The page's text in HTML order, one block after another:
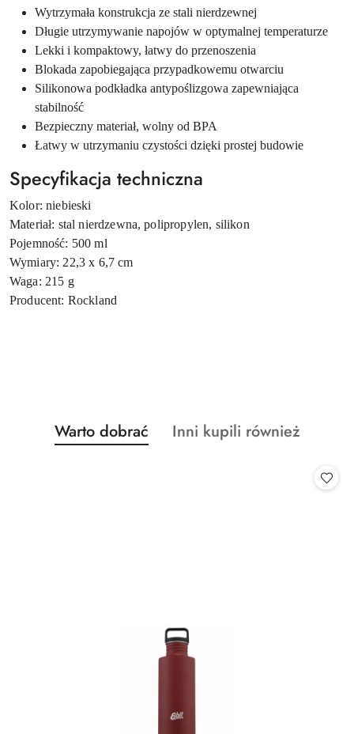
Wytrzymała konstrukcja ze stali nierdzewnej
Długie utrzymywanie napojów w optymalnej temperaturze
Lekki i kompaktowy, łatwy do przenoszenia
Blokada zapobiegająca przypadkowemu otwarciu
Silikonowa podkładka antypoślizgowa zapewniająca
stabilność
Bezpieczny materiał, wolny od BPA
Łatwy w utrzymaniu czystości dzięki prostej budowie
Specyfikacja techniczna
Kolor: niebieski
Materiał: stal nierdzewna, polipropylen, silikon
Pojemność: 500 ml
Wymiary: 22,3 x 6,7 cm
Waga: 215 g
Producent: Rockland
Pomiń karuzelę produktów
Produkty
o
Warto dobrać
Produkty
Inni kupili również